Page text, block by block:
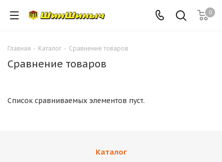
0
Главная - Каталог - Сравнение товаров
Сравнение товаров
Список сравниваемых элементов пуст.
Каталог